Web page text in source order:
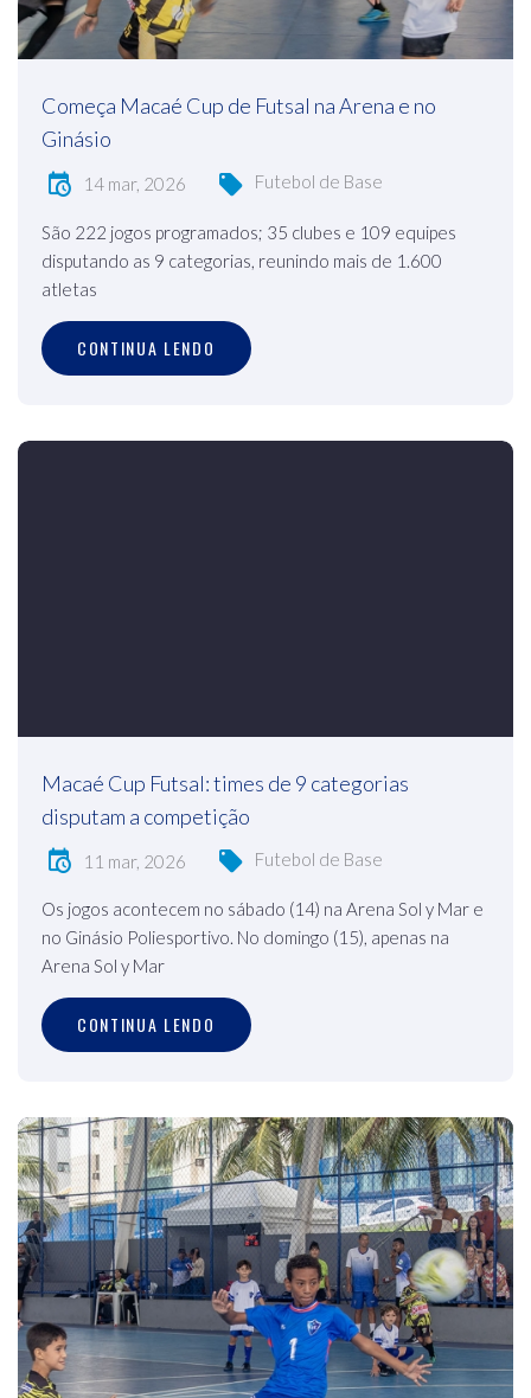
Começa Macaé Cup de Futsal na Arena e no
Ginásio
14 mar, 2026 Futebol de Base
São 222 jogos programados; 35 clubes e 109 equipes
disputando as 9 categorias, reunindo mais de 1.600
atletas
CONTINUA LENDO
Macaé Cup Futsal: times de 9 categorias
disputam a competição
11 mar, 2026 Futebol de Base
Os jogos acontecem no sábado (14) na Arena Sol y Mar e
no Ginásio Poliesportivo. No domingo (15), apenas na
Arena Sol y Mar
CONTINUA LENDO